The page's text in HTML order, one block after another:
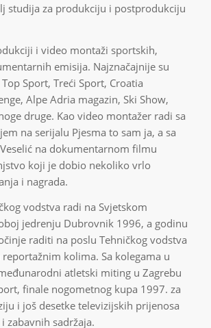
studija za produkciju i postprodukciju
i video montaži sportskih,
emisija. Najznačajnije su
Sport, Treći Sport, Croatia
Alpe Adria magazin, Ski Show,
druge. Kao video montažer radi sa
na serijalu Pjesma to sam ja, a sa
na dokumentarnom filmu
koji je dobio nekoliko vrlo
i nagrada.
vodstva radi na Svjetskom
jedrenju Dubrovnik 1996, a godinu
raditi na poslu Tehničkog vodstva
kolima. Sa kolegama u
atletski miting u Zagrebu
finale nogometnog kupa 1997. za
i još desetke televizijskih prijenosa
zabavnih sadržaja.